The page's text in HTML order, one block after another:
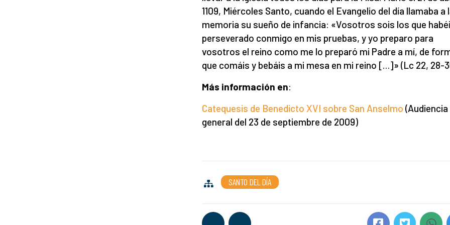
1109, Miércoles Santo, cuando el Evangelio del día llamaba a
memoria su sueño de infancia: «Vosotros sois los que
perseverado conmigo en mis pruebas, y yo preparo para
vosotros el reino como me lo preparó mi Padre a mí, de
que comáis y bebáis a mi mesa en mi reino […]» (Lc 22, 28-
Más información en:
Catequesis de Benedicto XVI sobre San Anselmo (Audiencia
general del 23 de septiembre de 2009)
SANTO DEL DÍA